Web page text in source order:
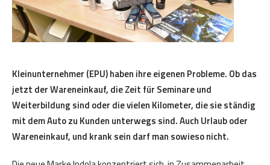
Kleinunternehmer (EPU) haben ihre eigenen Probleme. Ob das
jetzt der Wareneinkauf, die Zeit für Seminare und
Weiterbildung sind oder die vielen Kilometer, die sie ständig
mit dem Auto zu Kunden unterwegs sind. Auch Urlaub oder
Wareneinkauf, und krank sein darf man sowieso nicht.